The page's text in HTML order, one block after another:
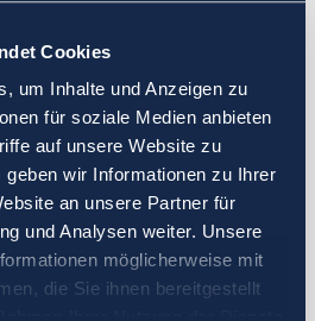
Cookies
um Inhalte und Anzeigen zu
für soziale Medien anbieten
auf unsere Website zu
wir Informationen zu Ihrer
an unsere Partner für
und Analysen weiter. Unsere
möglicherweise mit
die Sie ihnen bereitgestellt